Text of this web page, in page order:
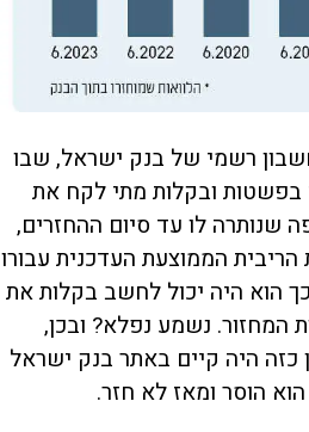
רשמי של בנק ישראל, שבו
בפשטות ובקלות מתי לקח את
שנותרה לו עד סיום ההחזרים,
הממוצעת העדכנית עבורו
הוא היה יכול לחשב בקלות את
המחזור. נשמע נפלא? ובכן,
היה קיים באתר בנק ישראל
הוסר ומאז לא חזר.